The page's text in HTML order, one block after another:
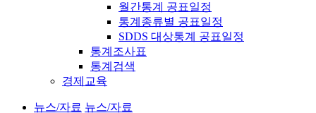
월간통계 공표일정
통계종류별 공표일정
SDDS 대상통계 공표일정
통계조사표
통계검색
경제교육
뉴스/자료 뉴스/자료